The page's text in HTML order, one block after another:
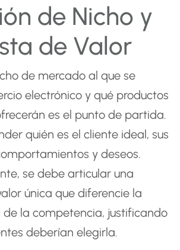
de Nicho y
de Valor
de mercado al que se
electrónico y qué productos
es el punto de partida.
quién es el cliente ideal, sus
y deseos.
se debe articular una
única que diferencie la
la competencia, justificando
deberían elegirla.